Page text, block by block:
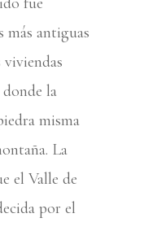
más antiguas
donde la
misma
La
elValle de
por el